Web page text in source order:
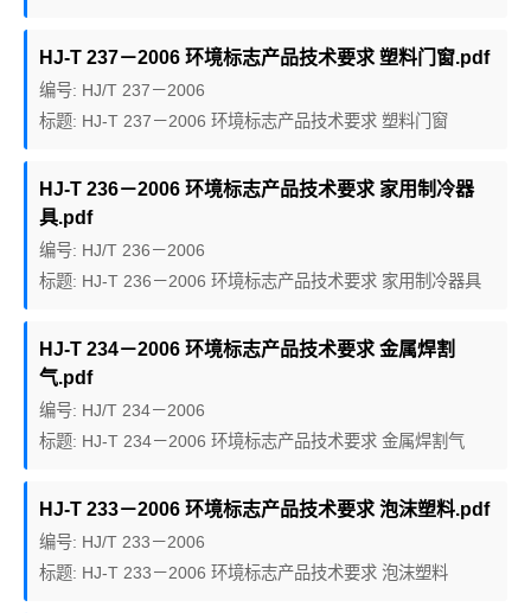
HJ-T 237－2006 环境标志产品技术要求 塑料门窗.pdf
编号: HJ/T 237－2006
标题: HJ-T 237－2006 环境标志产品技术要求 塑料门窗
HJ-T 236－2006 环境标志产品技术要求 家用制冷器
具.pdf
编号: HJ/T 236－2006
标题: HJ-T 236－2006 环境标志产品技术要求 家用制冷器具
HJ-T 234－2006 环境标志产品技术要求 金属焊割
气.pdf
编号: HJ/T 234－2006
标题: HJ-T 234－2006 环境标志产品技术要求 金属焊割气
HJ-T 233－2006 环境标志产品技术要求 泡沫塑料.pdf
编号: HJ/T 233－2006
标题: HJ-T 233－2006 环境标志产品技术要求 泡沫塑料